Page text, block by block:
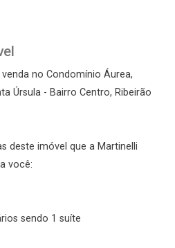
no Condomínio Áurea,
Úrsula - Bairro Centro, Ribeirão
deste imóvel que a Martinelli
você:
sendo 1 suíte